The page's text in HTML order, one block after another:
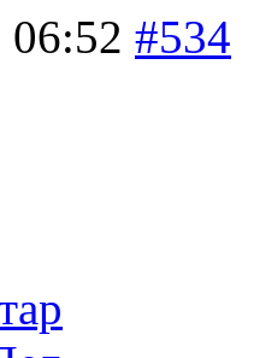
06:52 #534